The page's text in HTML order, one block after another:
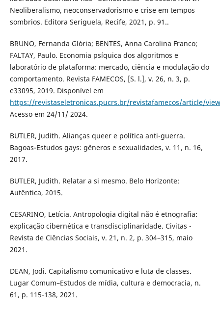
Neoliberalismo, neoconservadorismo e crise em tempos
sombrios. Editora Seriguela, Recife, 2021, p. 91..
BRUNO, Fernanda Glória; BENTES, Anna Carolina Franco;
FALTAY, Paulo. Economia psíquica dos algoritmos e
laboratório de plataforma: mercado, ciência e modulação do
comportamento. Revista FAMECOS, [S. l.], v. 26, n. 3, p.
e33095, 2019. Disponível em
https://revistaseletronicas.pucrs.br/revistafamecos/article/
Acesso em 24/11/ 2024.
BUTLER, Judith. Alianças queer e política anti-guerra.
Bagoas-Estudos gays: gêneros e sexualidades, v. 11, n. 16,
2017.
BUTLER, Judith. Relatar a si mesmo. Belo Horizonte:
Autêntica, 2015.
CESARINO, Letícia. Antropologia digital não é etnografia:
explicação cibernética e transdisciplinaridade. Civitas -
Revista de Ciências Sociais, v. 21, n. 2, p. 304–315, maio
2021.
DEAN, Jodi. Capitalismo comunicativo e luta de classes.
Lugar Comum–Estudos de mídia, cultura e democracia, n.
61, p. 115-138, 2021.